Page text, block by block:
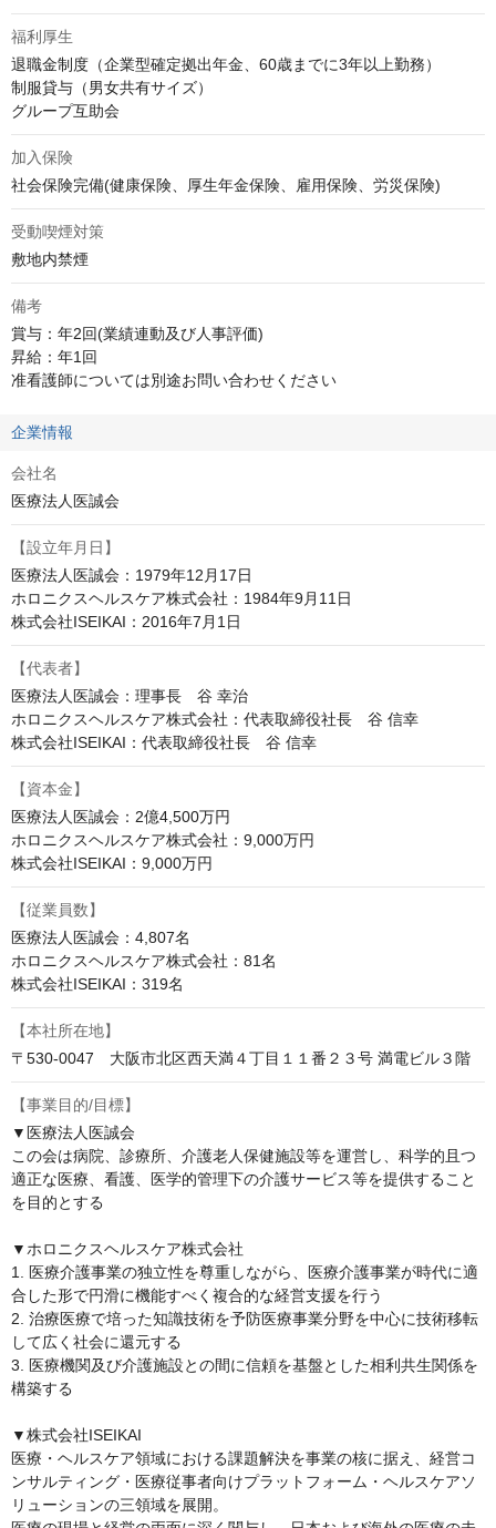
福利厚生
退職金制度（企業型確定拠出年金、60歳までに3年以上勤務）
制服貸与（男女共有サイズ）
グループ互助会
加入保険
社会保険完備(健康保険、厚生年金保険、雇用保険、労災保険)
受動喫煙対策
敷地内禁煙
備考
賞与：年2回(業績連動及び人事評価)
昇給：年1回
准看護師については別途お問い合わせください
企業情報
会社名
医療法人医誠会
【設立年月日】
医療法人医誠会：1979年12月17日
ホロニクスヘルスケア株式会社：1984年9月11日
株式会社ISEIKAI：2016年7月1日
【代表者】
医療法人医誠会：理事長　谷 幸治
ホロニクスヘルスケア株式会社：代表取締役社長　谷 信幸
株式会社ISEIKAI：代表取締役社長　谷 信幸
【資本金】
医療法人医誠会：2億4,500万円
ホロニクスヘルスケア株式会社：9,000万円
株式会社ISEIKAI：9,000万円
【従業員数】
医療法人医誠会：4,807名
ホロニクスヘルスケア株式会社：81名
株式会社ISEIKAI：319名
【本社所在地】
〒530-0047　大阪市北区西天満４丁目１１番２３号 満電ビル３階
【事業目的/目標】
▼医療法人医誠会
この会は病院、診療所、介護老人保健施設等を運営し、科学的且つ
適正な医療、看護、医学的管理下の介護サービス等を提供すること
を目的とする
▼ホロニクスヘルスケア株式会社
1. 医療介護事業の独立性を尊重しながら、医療介護事業が時代に適
合した形で円滑に機能すべく複合的な経営支援を行う
2. 治療医療で培った知識技術を予防医療事業分野を中心に技術移転
して広く社会に還元する
3. 医療機関及び介護施設との間に信頼を基盤とした相利共生関係を
構築する
▼株式会社ISEIKAI
医療・ヘルスケア領域における課題解決を事業の核に据え、経営コ
ンサルティング・医療従事者向けプラットフォーム・ヘルスケアソ
リューションの三領域を展開。